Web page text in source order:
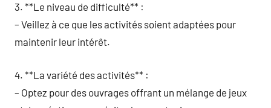
3. **Le niveau de difficulté** :
– Veillez à ce que les activités soient adaptées pour
maintenir leur intérêt.
4. **La variété des activités** :
– Optez pour des ouvrages offrant un mélange de jeux